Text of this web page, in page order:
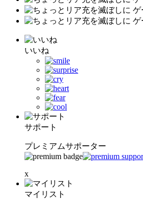
いいね
サポート
プレミアムサポーター
x
マイリスト